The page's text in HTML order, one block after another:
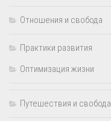
Отношения и свобода
Практики развития
Оптимизация жизни
Путешествия и свобода